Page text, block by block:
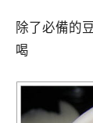
除了必備的
喝